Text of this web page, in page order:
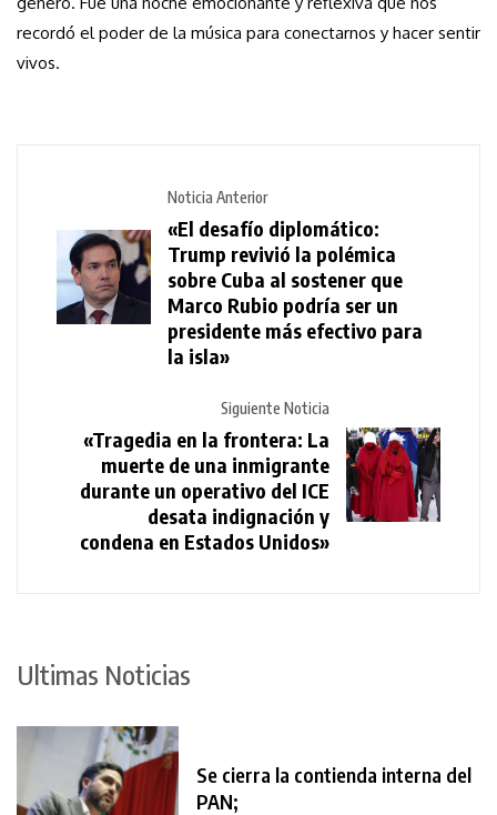
recordó el poder de la música para conectarnos y hacer sentir
vivos.
Noticia Anterior
«El desafío diplomático:
Trump revivió la polémica
sobre Cuba al sostener que
Marco Rubio podría ser un
presidente más efectivo para
la isla»
Siguiente Noticia
«Tragedia en la frontera: La
muerte de una inmigrante
durante un operativo del ICE
desata indignación y
condena en Estados Unidos»
Ultimas Noticias
Se cierra la contienda interna del
PAN;